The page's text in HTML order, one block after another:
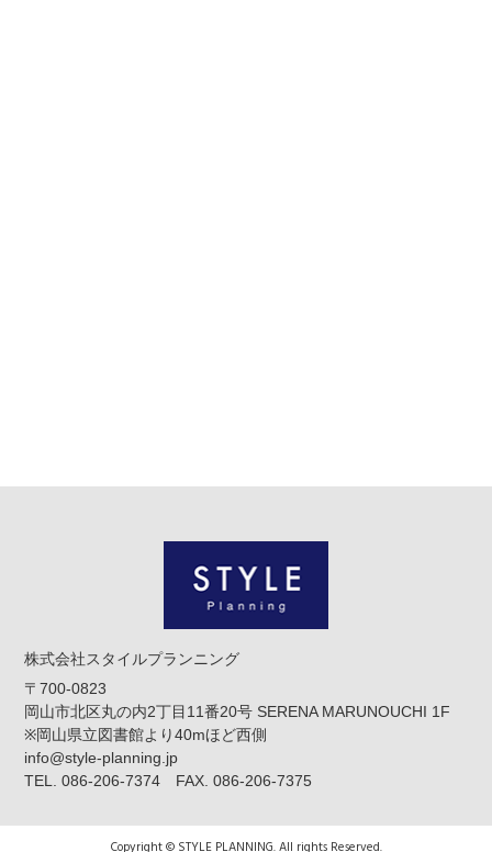
株式会社スタイルプランニング
〒700-0823
岡山市北区丸の内2丁目11番20号 SERENA MARUNOUCHI 1F
※岡山県立図書館より40mほど西側
info@style-planning.jp
TEL. 086-206-7374 FAX. 086-206-7375
Copyright © STYLE PLANNING. All rights Reserved.